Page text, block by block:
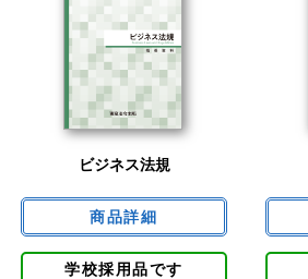
ビジネス法規
学校採用品です